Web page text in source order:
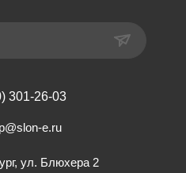
301-26-03
e.ru
ул. Блюхера 2